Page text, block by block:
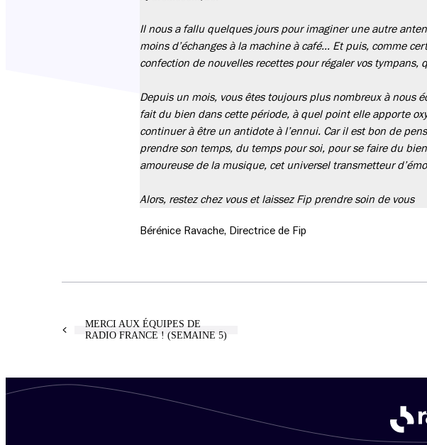
Il nous a fallu quelques jours pour imaginer une autre
moins d’échanges à la machine à café… Et puis, comme
confection de nouvelles recettes pour régaler vos
Depuis un mois, vous êtes toujours plus nombreux à nous
fait du bien dans cette période, à quel point elle apporte
continuer à être un antidote à l’ennui. Car il est bon de
prendre son temps, du temps pour soi, pour se faire du
amoureuse de la musique, cet universel transmetteur
Alors, restez chez vous et laissez Fip prendre soin de vous
Bérénice Ravache, Directrice de Fip
MERCI AUX ÉQUIPES DE
RADIO FRANCE ! (SEMAINE 5)